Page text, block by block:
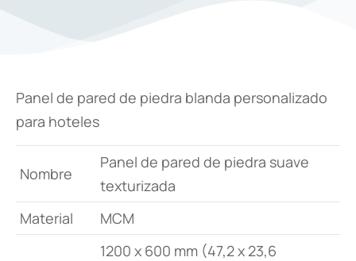
Panel de pared de piedra blanda personalizado
para hoteles
Nombre
Panel de pared de piedra suave
texturizada
Material
MCM
1200 x 600 mm (47,2 x 23,6